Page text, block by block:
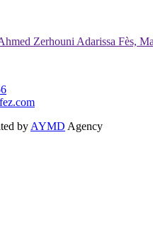
Zerhouni Adarissa Fès,
by AYMD Agency